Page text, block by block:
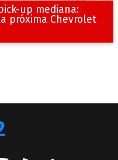
up mediana:
próxima Chevrolet